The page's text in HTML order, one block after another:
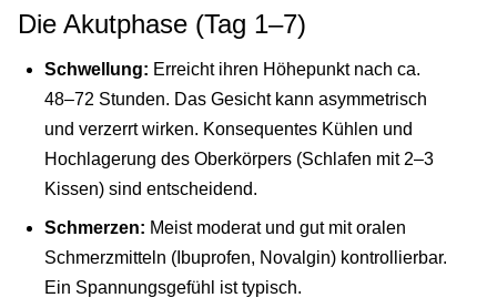
Die Akutphase (Tag 1–7)
Schwellung: Erreicht ihren Höhepunkt nach ca.
48–72 Stunden. Das Gesicht kann asymmetrisch
und verzerrt wirken. Konsequentes Kühlen und
Hochlagerung des Oberkörpers (Schlafen mit 2–3
Kissen) sind entscheidend.
Schmerzen: Meist moderat und gut mit oralen
Schmerzmitteln (Ibuprofen, Novalgin) kontrollierbar.
Ein Spannungsgefühl ist typisch.